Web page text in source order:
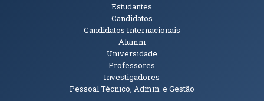
Estudantes
Candidatos
Candidatos Internacionais
Alumni
Universidade
Professores
Investigadores
Pessoal Técnico, Admin. e Gestão